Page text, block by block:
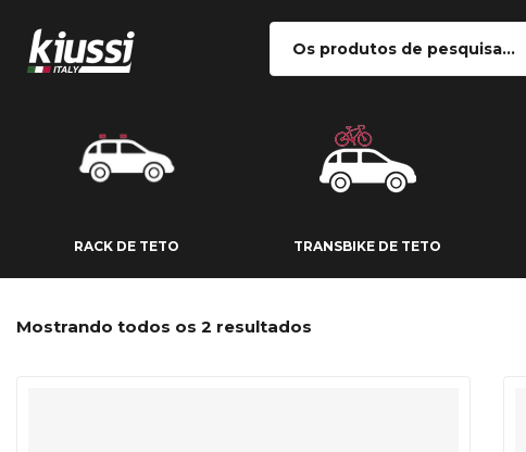
RACK DE TETO TRANSBIKE DE TETO
TRANSBIKE DE TETO
Mostrando todos os 2 resultados